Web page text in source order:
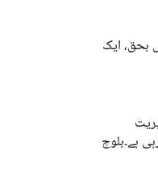
بحق، ایک
ہے۔بلوچ